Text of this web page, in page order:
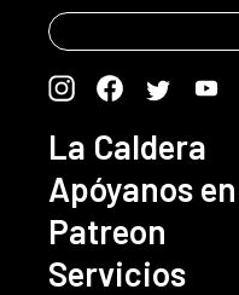
content
La Caldera
Apóyanos en
Patreon
Servicios